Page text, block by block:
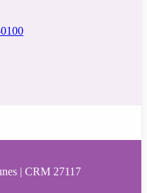
| CRM 27117